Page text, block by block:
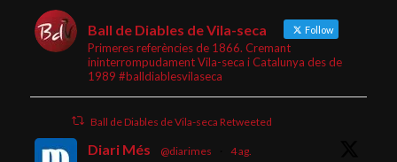
Ball de Diables de Vila-seca Follow
Primeres referències de 1866. Cremant
ininterrompudament Vila-seca i Catalunya des de
1989 #balldiablesvilaseca
Ball de Diables de Vila-seca Retweeted
Diari Més @diarimes 4 ag.